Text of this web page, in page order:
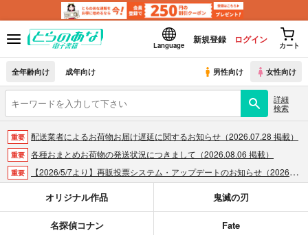
Language
新規登録 ログイン
カート
全年齢向け 成年向け 男性向け 女性向け
詳細
検索
重要 配送業者によるお荷物お届け遅延に関するお知らせ（2026.07.28 掲載）
重要 各種おまとめお荷物の発送状況につきまして（2026.08.06 掲載）
重要 【2026/5/7より】再販投票システム・アップデートのお知らせ（2026.05.07 掲載）
「とらのあな×駿河屋日本橋乙女同人誌館」通販店頭受取サービス開始のお知らせ（2026.01.05 更新｜2025.12.30 掲載）
オリジナル作品 鬼滅の刃
名探偵コナン Fate